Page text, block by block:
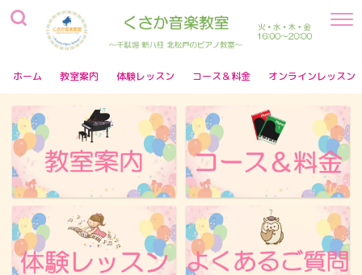
ホーム 教室案内 体験レッスン コース＆料金 オンラインレッスン